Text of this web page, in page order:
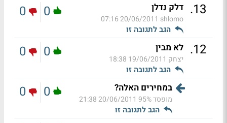
13
. דלק נדלן
shlomo
20/06/2011 07:16
הגב לתגובה זו
0
0
12
. לא מבין
יצחק 19/06/2011 18:38
הגב לתגובה זו
0
0
במחירים האלה?
מופסד 95% 20/06/2011 21:38
הגב לתגובה זו
0
0